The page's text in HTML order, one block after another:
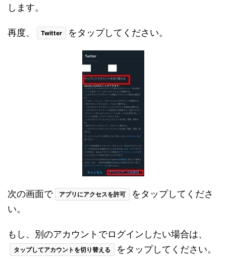
します。
再度、 Twitter をタップしてください。
次の画面で アプリにアクセスを許可
をタップしてくださ
い。
もし、別のアカウントでログインしたい場合は、
タップしてアカウントを切り替える をタップしてください。